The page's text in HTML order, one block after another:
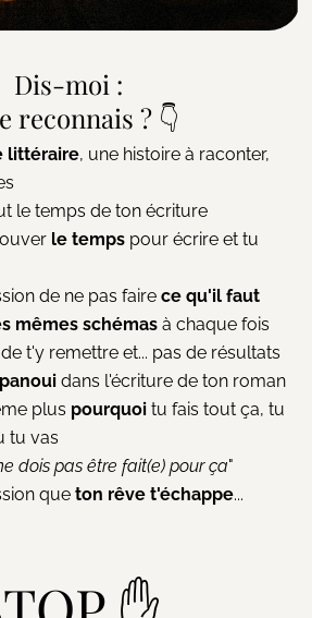
Dis-moi :
reconnais ? 👇
littéraire, une histoire à raconter,
le temps de ton écriture
le temps pour écrire et tu
de ne pas fairece qu'il faut
mêmes schémas à chaque fois
t'y remettre et... pas de résultats
dans l'écriture de ton roman
plus pourquoi tu fais tout ça, tu
tu vas
dois pas être fait(e) pour ça"
que ton rêve t'échappe...